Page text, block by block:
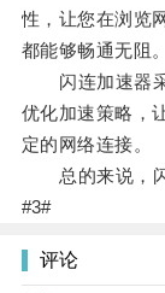
性，让您在浏览
都能够畅通无阻。
闪连加速器采
优化加速策略，
定的网络连接。
总的来说，闪
#3#
评论